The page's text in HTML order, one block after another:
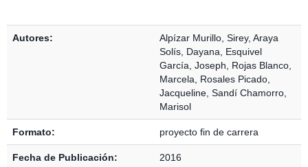
Autores: Alpízar Murillo, Sirey, Araya
Solís, Dayana
Esquivel
García, Joseph
Rojas Blanco,
Marcela
Rosales Picado,
Jacqueline Sandí Chamorro,
Marisol
Formato: proyecto fin de carrera
Fecha de Publicación: 2016